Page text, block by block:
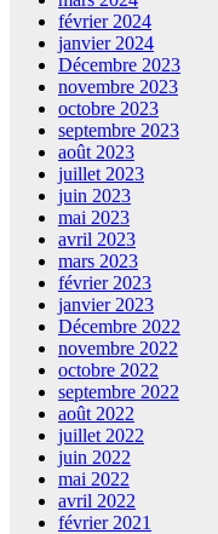
février 2024
janvier 2024
Décembre 2023
novembre 2023
octobre 2023
septembre 2023
août 2023
juillet 2023
juin 2023
mai 2023
avril 2023
mars 2023
février 2023
janvier 2023
Décembre 2022
novembre 2022
octobre 2022
septembre 2022
août 2022
juillet 2022
juin 2022
mai 2022
avril 2022
février 2021